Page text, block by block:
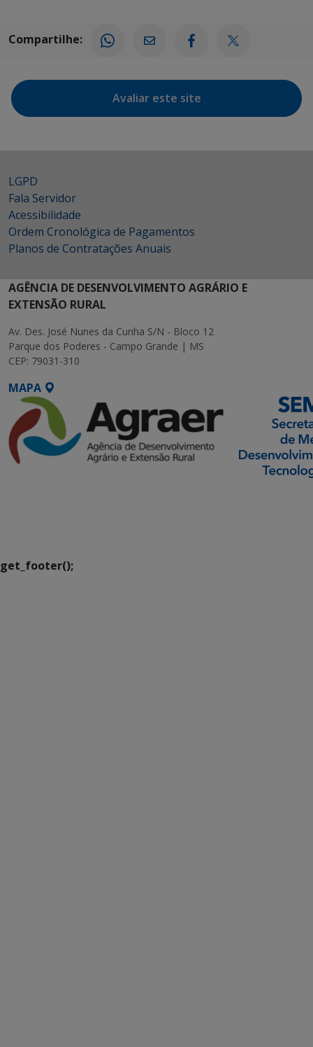
Compartilhe:
Avaliar este site
LGPD
Fala Servidor
Acessibilidade
Ordem Cronológica de Pagamentos
Planos de Contratações Anuais
AGÊNCIA DE DESENVOLVIMENTO AGRÁRIO E
EXTENSÃO RURAL
Av. Des. José Nunes da Cunha S/N - Bloco 12
Parque dos Poderes - Campo Grande | MS
CEP: 79031-310
MAPA
get_footer();